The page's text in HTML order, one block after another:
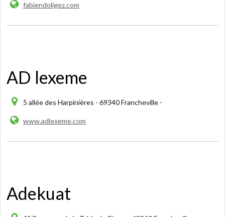
fabiendoligez.com
AD lexeme
5 allée des Harpinières - 69340 Francheville -
www.adlexeme.com
Adekuat